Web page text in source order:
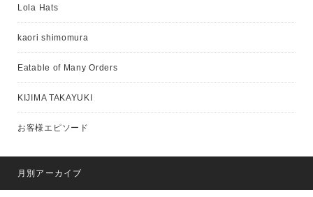
Lola Hats
kaori shimomura
Eatable of Many Orders
KIJIMA TAKAYUKI
お客様エピソード
月別アーカイブ